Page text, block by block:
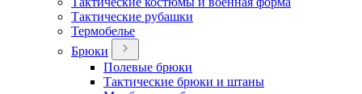
Тактические рубашки
Термобелье
Брюки
Полевые брюки
Тактические брюки и штаны